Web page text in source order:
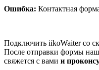
Ошибка: Контактная
Подключить iikoWaiter со
После отправки формы
свяжется с вами и